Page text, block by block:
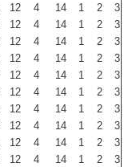
12 4 14 1 2
3
12 4 14 1 2
3
12 4 14 1 2
3
12 4 14 1 2
3
12 4 14 1 2
3
12 4 14 1 2
3
12 4 14 1 2
3
12 4 14 1 2
3
12 4 14 1 2
3
12 4 14 1 2
3